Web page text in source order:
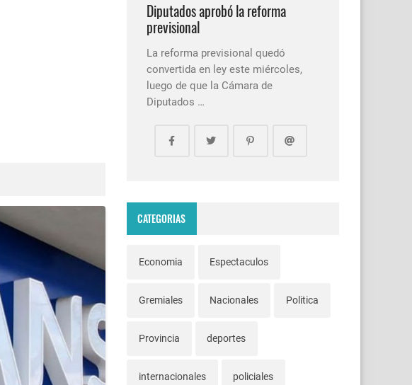
Diputados aprobó la reforma
previsional
La reforma previsional quedó
convertida en ley este miércoles,
luego de que la Cámara de
Diputados …
CATEGORIAS
Economia Espectaculos
Gremiales Nacionales Politica
Provincia deportes
internacionales policiales